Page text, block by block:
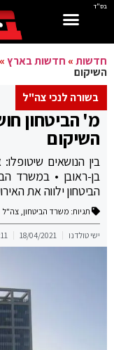
בס"ד
חדשות» חדשות בארץ»
השיקום
בשורה לנכי צה"ל
מ' הביטחון
השיקום
בין הנושאים
בן-ראובן • במשרד
הביטחון ילווה את
תגיות: משרד הביטחון, צה"ל
ישי טולדנו 18/04/2021